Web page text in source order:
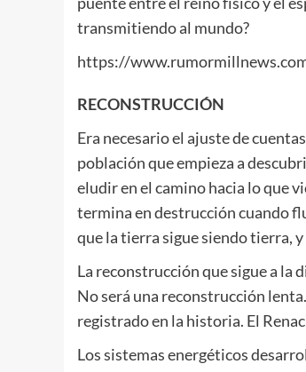
transmitiendo al mundo?
https://
RECONSTRUCCIÓN
Era necesario el ajuste de
población que empieza a
eludir en el camino hacia lo que
termina en destrucción cuando
que la tierra sigue siendo tierra,
La reconstrucción que sigue a la
No será una reconstrucción
registrado en la historia. El
Los sistemas energéticos